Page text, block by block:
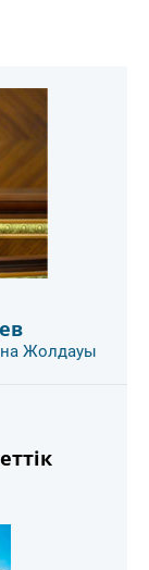
Жолдауы